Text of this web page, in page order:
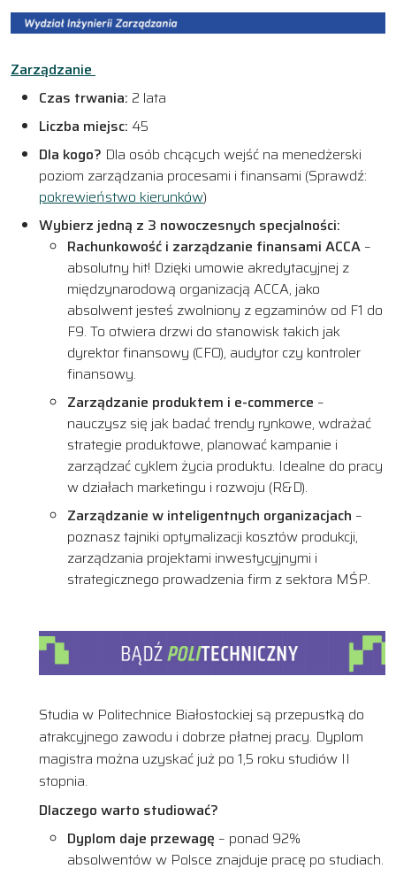
Zarządzanie
Czas trwania: 2 lata
Liczba miejsc: 45
Dla kogo? Dla osób chcących wejść na menedżerski
poziom zarządzania procesami i finansami (Sprawdź:
pokrewieństwo kierunków)
Wybierz jedną z 3 nowoczesnych specjalności:
Rachunkowość i zarządzanie finansami ACCA –
absolutny hit! Dzięki umowie akredytacyjnej z
międzynarodową organizacją ACCA, jako
absolwent jesteś zwolniony z egzaminów od F1 do
F9. To otwiera drzwi do stanowisk takich jak
dyrektor finansowy (CFO), audytor czy kontroler
finansowy.
Zarządzanie produktem i e-commerce –
nauczysz się jak badać trendy rynkowe, wdrażać
strategie produktowe, planować kampanie i
zarządzać cyklem życia produktu. Idealne do pracy
w działach marketingu i rozwoju (R&D).
Zarządzanie w inteligentnych organizacjach –
poznasz tajniki optymalizacji kosztów produkcji,
zarządzania projektami inwestycyjnymi i
strategicznego prowadzenia firm z sektora MŚP.
Studia w Politechnice Białostockiej są przepustką do
atrakcyjnego zawodu i dobrze płatnej pracy. Dyplom
magistra można uzyskać już po 1,5 roku studiów II
stopnia.
Dlaczego warto studiować?
Dyplom daje przewagę – ponad 92%
absolwentów w Polsce znajduje pracę po studiach.